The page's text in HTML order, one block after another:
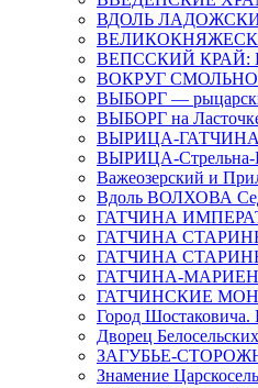
ВДОЛЬ
ВЕПССКИЙ КРАЙ:
ВОКРУГ
ВЫБОРГ —
ВЫБОРГ на
ВЫРИЦА-
ВЫРИЦА-Стрельна-
Важеозерский и
Вдоль ВОЛХОВА
ГАТЧИНА
ГАТЧИНА
ГАТЧИНА
ГАТЧИНА-
ГАТЧИНСКИЕ
Город Шостаковича.
Дворец
ЗАГУБЬЕ-
Знамение